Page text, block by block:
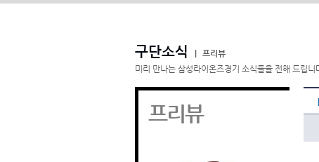
구단소식
프리뷰
미리 만나는 삼성라이온즈경기 소식들을 전해 드립니
프리뷰